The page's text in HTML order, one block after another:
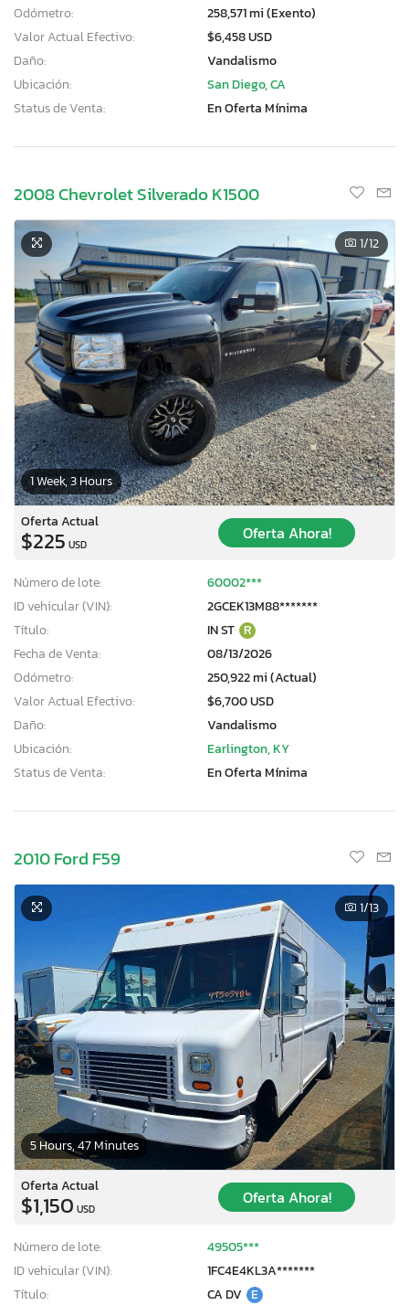
Odómetro:
258,571 mi (Exento)
Valor Actual Efectivo:
$6,458 USD
Daño:
Vandalismo
Ubicación:
San Diego, CA
Status de Venta:
En Oferta Mínima
2008 Chevrolet Silverado K1500
1 Week, 3 Hours
1/12
Oferta Actual
$225 USD
Oferta Ahora!
Número de lote:
60002***
ID vehicular (VIN):
2GCEK13M88*******
Título:
IN ST R
Fecha de Venta:
08/13/2026
Odómetro:
250,922 mi (Actual)
Valor Actual Efectivo:
$6,700 USD
Daño:
Vandalismo
Ubicación:
Earlington, KY
Status de Venta:
En Oferta Mínima
2010 Ford F59
5 Hours, 47 Minutes
1/13
Oferta Actual
$1,150 USD
Oferta Ahora!
Número de lote:
49505***
ID vehicular (VIN):
1FC4E4KL3A*******
Título:
CA DV E